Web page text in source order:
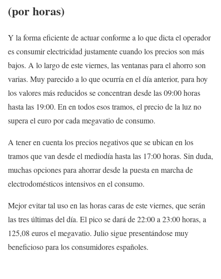
(por horas)
Y la forma eficiente de actuar conforme a lo que dicta el operador
es consumir electricidad justamente cuando los precios son más
bajos. A lo largo de este viernes, las ventanas para el ahorro son
varias. Muy parecido a lo que ocurría en el día anterior, para hoy
los valores más reducidos se concentran desde las 09:00 horas
hasta las 19:00. En en todos esos tramos, el precio de la luz no
supera el euro por cada megavatio de consumo.
A tener en cuenta los precios negativos que se ubican en los
tramos que van desde el mediodía hasta las 17:00 horas. Sin duda,
muchas opciones para ahorrar desde la puesta en marcha de
electrodomésticos intensivos en el consumo.
Mejor evitar tal uso en las horas caras de este viernes, que serán
las tres últimas del día. El pico se dará de 22:00 a 23:00 horas, a
125,08 euros el megavatio. Julio sigue presentándose muy
beneficioso para los consumidores españoles.